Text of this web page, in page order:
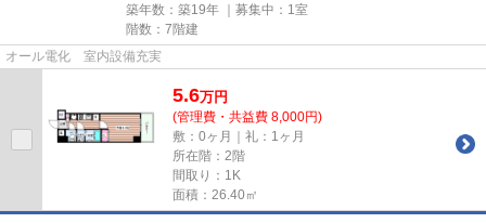
築年数：築19年 ｜募集中： 1室
階数：7階建
オール電化 室内設備充実
5.6万円
(管理費・共益費 8,000円)
敷：0ヶ月｜礼：1ヶ月
所在階：2階
間取り：1K
面積：26.40㎡